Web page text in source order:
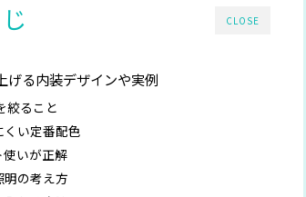
CLOSE
げる内装デザインや実例
絞ること
い定番配色
いが正解
明の考え方